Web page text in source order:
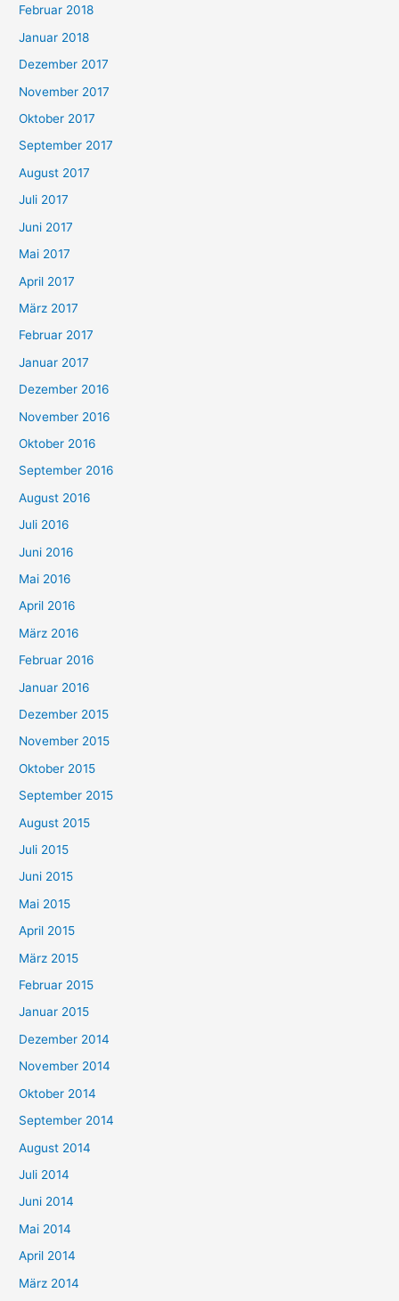
Februar 2018
Januar 2018
Dezember 2017
November 2017
Oktober 2017
September 2017
August 2017
Juli 2017
Juni 2017
Mai 2017
April 2017
März 2017
Februar 2017
Januar 2017
Dezember 2016
November 2016
Oktober 2016
September 2016
August 2016
Juli 2016
Juni 2016
Mai 2016
April 2016
März 2016
Februar 2016
Januar 2016
Dezember 2015
November 2015
Oktober 2015
September 2015
August 2015
Juli 2015
Juni 2015
Mai 2015
April 2015
März 2015
Februar 2015
Januar 2015
Dezember 2014
November 2014
Oktober 2014
September 2014
August 2014
Juli 2014
Juni 2014
Mai 2014
April 2014
März 2014